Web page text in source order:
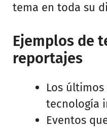
tema en toda su
Ejemplos de
reportajes
Los últimos
tecnología
Eventos